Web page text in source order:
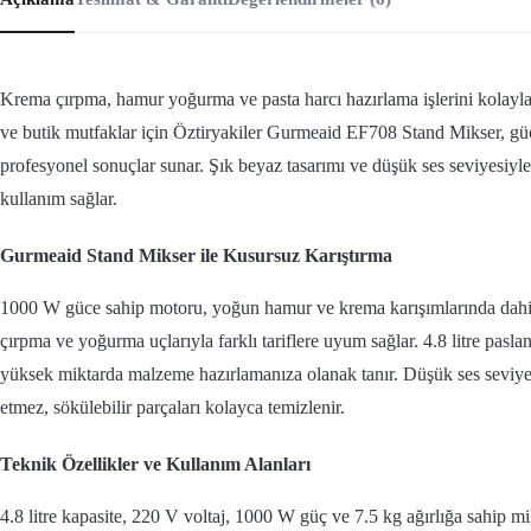
Krema çırpma, hamur yoğurma ve pasta harcı hazırlama işlerini
ve butik mutfaklar için Öztiryakiler Gurmeaid EF708 Stand Mikser,
profesyonel sonuçlar sunar. Şık beyaz tasarımı ve düşük ses
kullanım sağlar.
Gurmeaid Stand Mikser ile Kusursuz Karıştırma
1000 W güce sahip motoru, yoğun hamur ve krema karışımlarında
çırpma ve yoğurma uçlarıyla farklı tariflere uyum sağlar. 4.8 litre
yüksek miktarda malzeme hazırlamanıza olanak tanır. Düşük ses
etmez, sökülebilir parçaları kolayca temizlenir.
Teknik Özellikler ve Kullanım Alanları
4.8 litre kapasite, 220 V voltaj, 1000 W güç ve 7.5 kg ağırlığa sahip